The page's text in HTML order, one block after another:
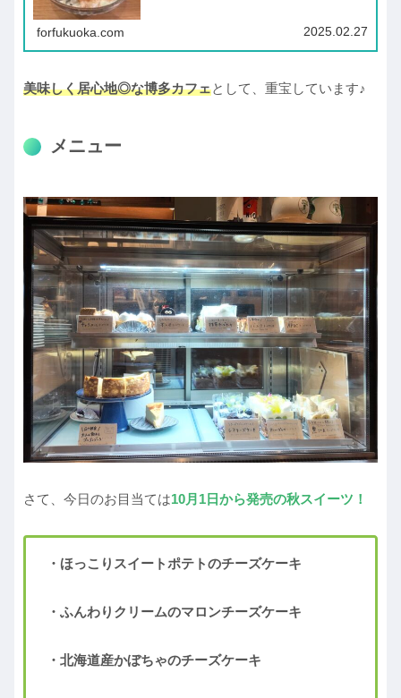
forfukuoka.com 2025.02.27
美味しく居心地◎な博多カフェとして、重宝しています♪
メニュー
さて、今日のお目当ては10月1日から発売の秋スイーツ！
・ほっこりスイートポテトのチーズケーキ
・ふんわりクリームのマロンチーズケーキ
・北海道産かぼちゃのチーズケーキ